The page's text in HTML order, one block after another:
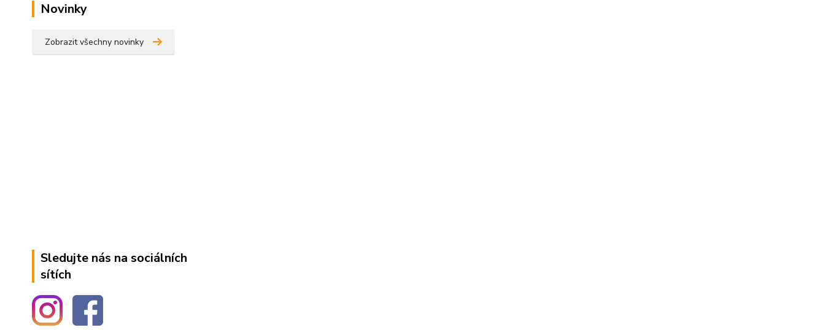
Novinky
Zobrazit všechny novinky
Sledujte nás na sociálních
sítích